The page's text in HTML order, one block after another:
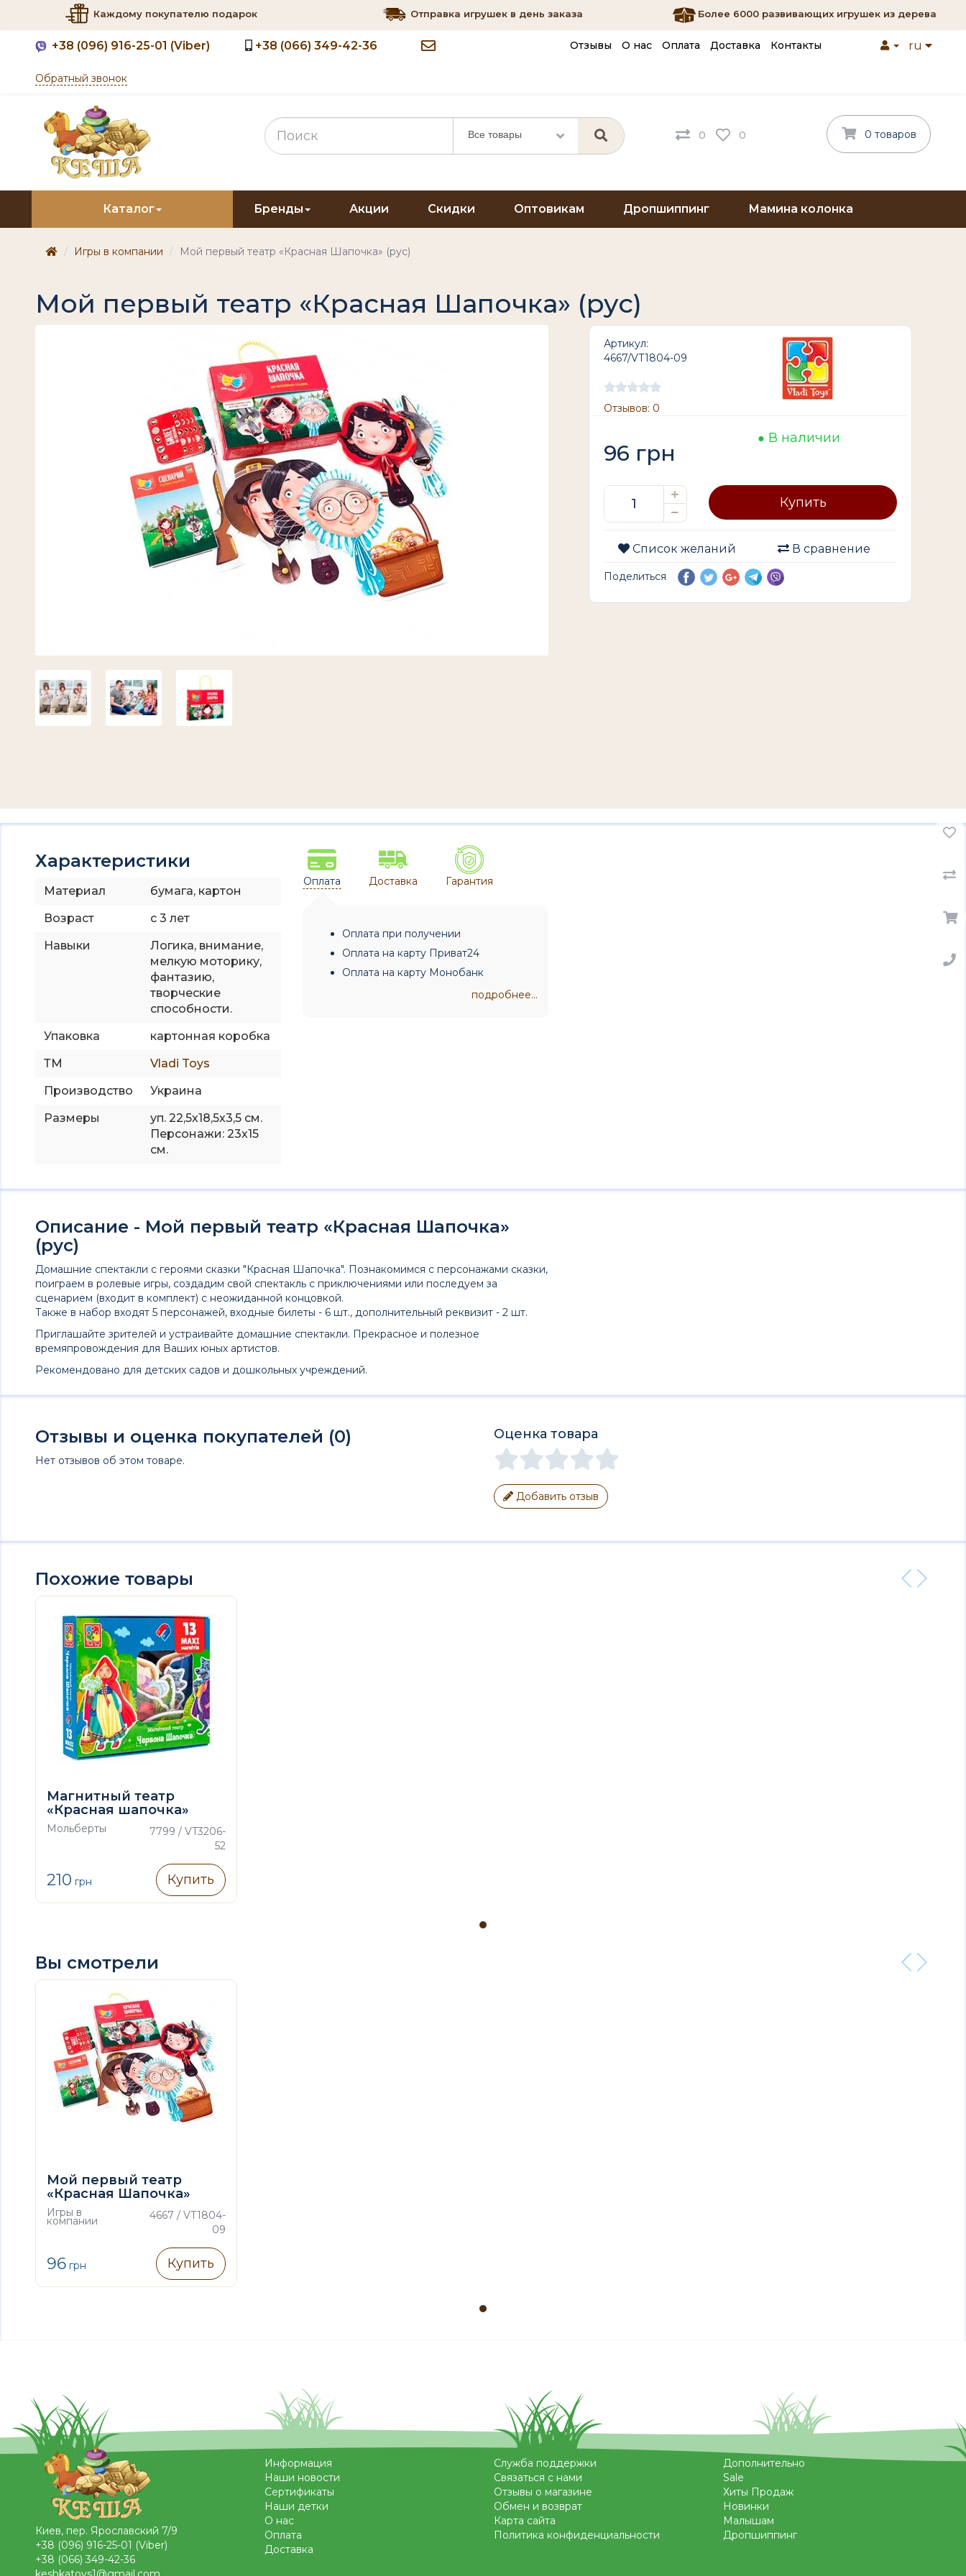
Каждому покупателю подарок Отправка игрушек в день заказа Более 6000 развивающих игрушек из дерева
+38 (096) 916-25-01 (Viber) +38 (066) 349-42-36
Обратный звонок
Отзывы О нас Оплата Доставка Контакты ru
Все товары 0 0 0 товаров
Каталог Бренды Акции Скидки Оптовикам Дропшиппинг Мамина колонка
Игры в компании Мой первый театр «Красная Шапочка» (рус)
Мой первый театр «Красная Шапочка» (рус)
Артикул:
4667/VT1804-09
Отзывов: 0
96 грн
В наличии
Купить
Список желаний В сравнение
Поделиться
Характеристики
Материал
бумага, картон
Возраст
с 3 лет
Навыки
Логика, внимание,
мелкую моторику,
фантазию,
творческие
способности.
Упаковка
картонная коробка
ТМ
Vladi Toys
Производство
Украина
Размеры
уп. 22,5х18,5х3,5 см.
Персонажи: 23х15
см.
Оплата Доставка Гарантия
Оплата при получении
Оплата на карту Приват24
Оплата на карту Монобанк
подробнее...
Описание - Мой первый театр «Красная Шапочка»
(рус)
Домашние спектакли с героями сказки "Красная Шапочка". Познакомимся с персонажами сказки,
поиграем в ролевые игры, создадим свой спектакль с приключениями или последуем за
сценарием (входит в комплект) с неожиданной концовкой.
Также в набор входят 5 персонажей, входные билеты - 6 шт., дополнительный реквизит - 2 шт.
Приглашайте зрителей и устраивайте домашние спектакли. Прекрасное и полезное
времяпровождения для Ваших юных артистов.
Рекомендовано для детских садов и дошкольных учреждений.
Отзывы и оценка покупателей (0)
Нет отзывов об этом товаре.
Оценка товара
Добавить отзыв
Похожие товары
Магнитный театр
«Красная шапочка»
(укр.)
Мольберты
7799 / VT3206-
52
210 грн Купить
Вы смотрели
Мой первый театр
«Красная Шапочка»
(рус)
Игры в
компании
4667 / VT1804-
09
96грн Купить
Киев, пер. Ярославский 7/9
+38 (096) 916-25-01 (Viber)
+38 (066) 349-42-36
Информация
Наши новости
Сертификаты
Наши детки
О нас
Оплата
Доставка
Служба поддержки
Связаться с нами
Отзывы о магазине
Обмен и возврат
Карта сайта
Политика конфиденциальности
Дополнительно
Sale
Хиты Продаж
Новинки
Малышам
Дропшиппинг